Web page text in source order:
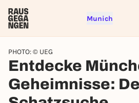
Munich
PHOTO: © UEG
Entdecke
Geheimnisse: